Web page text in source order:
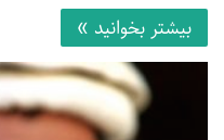
بیشتر بخوانید »